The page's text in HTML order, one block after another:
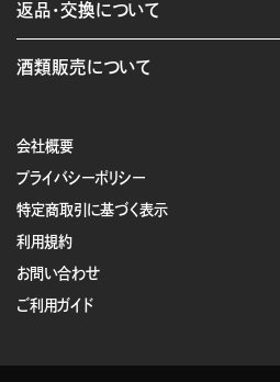
会社概要
プライバシーポリシー
特定商取引に基づく表示
利用規約
お問い合わせ
ご利用ガイド
返品・交換について
酒類販売について